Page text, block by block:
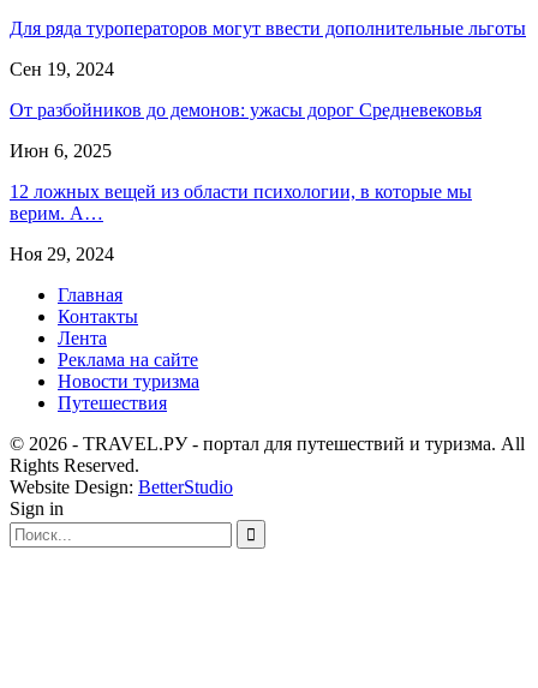
Для ряда туроператоров могут ввести дополнительные льготы
Сен 19, 2024
От разбойников до демонов: ужасы дорог Средневековья
Июн 6, 2025
12 ложных вещей из области психологии, в которые мы
верим. А…
Ноя 29, 2024
Главная
Контакты
Лента
Реклама на сайте
Новости туризма
Путешествия
© 2026 - TRAVEL.РУ - портал для путешествий и туризма. All
Rights Reserved.
Website Design: BetterStudio
Sign in